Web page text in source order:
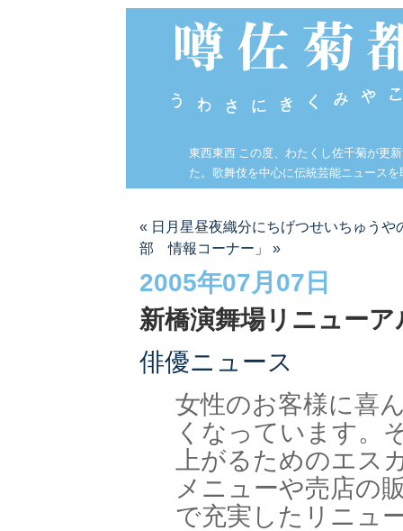
東西東西 この度、わたくし佐千菊が更
た。歌舞伎を中心に伝統芸能ニュース
« 日月星昼夜織分にちげつせいちゅうや
部 情報コーナー」 »
2005年07月07日
新橋演舞場リニュー
俳優ニュース
女性のお客様に喜
くなっています。
上がるためのエス
メニューや売店の
で充実したリニュ